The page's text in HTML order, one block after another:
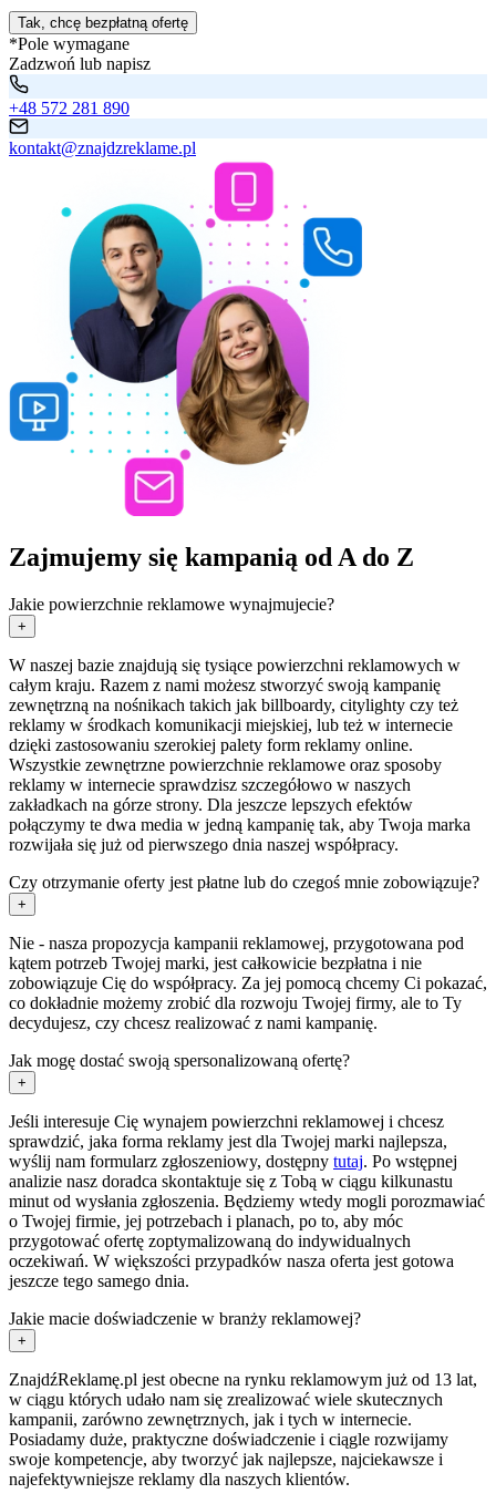
Tak, chcę bezpłatną ofertę
*Pole wymagane
Zadzwoń lub napisz
+48 572 281 890
kontakt@znajdzreklame.pl
Zajmujemy się kampanią od A do Z
Jakie powierzchnie reklamowe wynajmujecie?
+
W naszej bazie znajdują się tysiące powierzchni reklamowych w
całym kraju. Razem z nami możesz stworzyć swoją kampanię
zewnętrzną na nośnikach takich jak billboardy, citylighty czy też
reklamy w środkach komunikacji miejskiej, lub też w internecie
dzięki zastosowaniu szerokiej palety form reklamy online.
Wszystkie zewnętrzne powierzchnie reklamowe oraz sposoby
reklamy w internecie sprawdzisz szczegółowo w naszych
zakładkach na górze strony. Dla jeszcze lepszych efektów
połączymy te dwa media w jedną kampanię tak, aby Twoja marka
rozwijała się już od pierwszego dnia naszej współpracy.
Czy otrzymanie oferty jest płatne lub do czegoś mnie zobowiązuje?
+
Nie - nasza propozycja kampanii reklamowej, przygotowana pod
kątem potrzeb Twojej marki, jest całkowicie bezpłatna i nie
zobowiązuje Cię do współpracy. Za jej pomocą chcemy Ci pokazać,
co dokładnie możemy zrobić dla rozwoju Twojej firmy, ale to Ty
decydujesz, czy chcesz realizować z nami kampanię.
Jak mogę dostać swoją spersonalizowaną ofertę?
+
Jeśli interesuje Cię wynajem powierzchni reklamowej i chcesz
sprawdzić, jaka forma reklamy jest dla Twojej marki najlepsza,
wyślij nam formularz zgłoszeniowy, dostępny tutaj. Po wstępnej
analizie nasz doradca skontaktuje się z Tobą w ciągu kilkunastu
minut od wysłania zgłoszenia. Będziemy wtedy mogli porozmawiać
o Twojej firmie, jej potrzebach i planach, po to, aby móc
przygotować ofertę zoptymalizowaną do indywidualnych
oczekiwań. W większości przypadków nasza oferta jest gotowa
jeszcze tego samego dnia.
Jakie macie doświadczenie w branży reklamowej?
+
ZnajdźReklamę.pl jest obecne na rynku reklamowym już od 13 lat,
w ciągu których udało nam się zrealizować wiele skutecznych
kampanii, zarówno zewnętrznych, jak i tych w internecie.
Posiadamy duże, praktyczne doświadczenie i ciągle rozwijamy
swoje kompetencje, aby tworzyć jak najlepsze, najciekawsze i
najefektywniejsze reklamy dla naszych klientów.